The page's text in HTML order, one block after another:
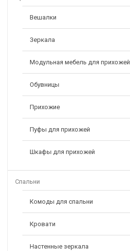
Вешалки
Зеркала
Модульная мебель для прихожей
Обувницы
Прихожие
Пуфы для прихожей
Шкафы для прихожей
Спальни
Комоды для спальни
Кровати
Настенные зеркала